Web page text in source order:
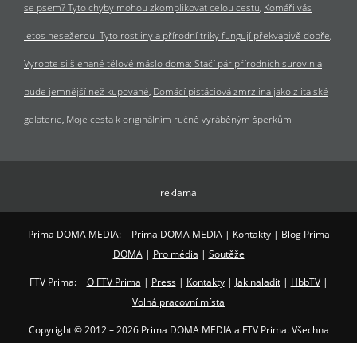
se psem? Tyto chyby mohou zkomplikovat celou cestu Komáři vás
letos nesežerou. Tyto rostliny a přírodní triky fungují překvapivě dobře
Vyrobte si šlehané tělové máslo doma: Stačí pár přírodních surovin a
bude jemnější než kupované Domácí pistáciová zmrzlina jako z italské
gelaterie Moje cesta k originálním ručně vyráběným šperkům
reklama
Prima DOMA MEDIA: Prima DOMA MEDIA| Kontakty| Blog Prima
DOMA| Pro média | Soutěže
FTV Prima: O FTV Prima | Press| Kontakty| Jak naladit| HbbTV|
Volná pracovní místa
Copyright © 2012 – 2026 Prima DOMA MEDIA a FTV Prima. Všechna